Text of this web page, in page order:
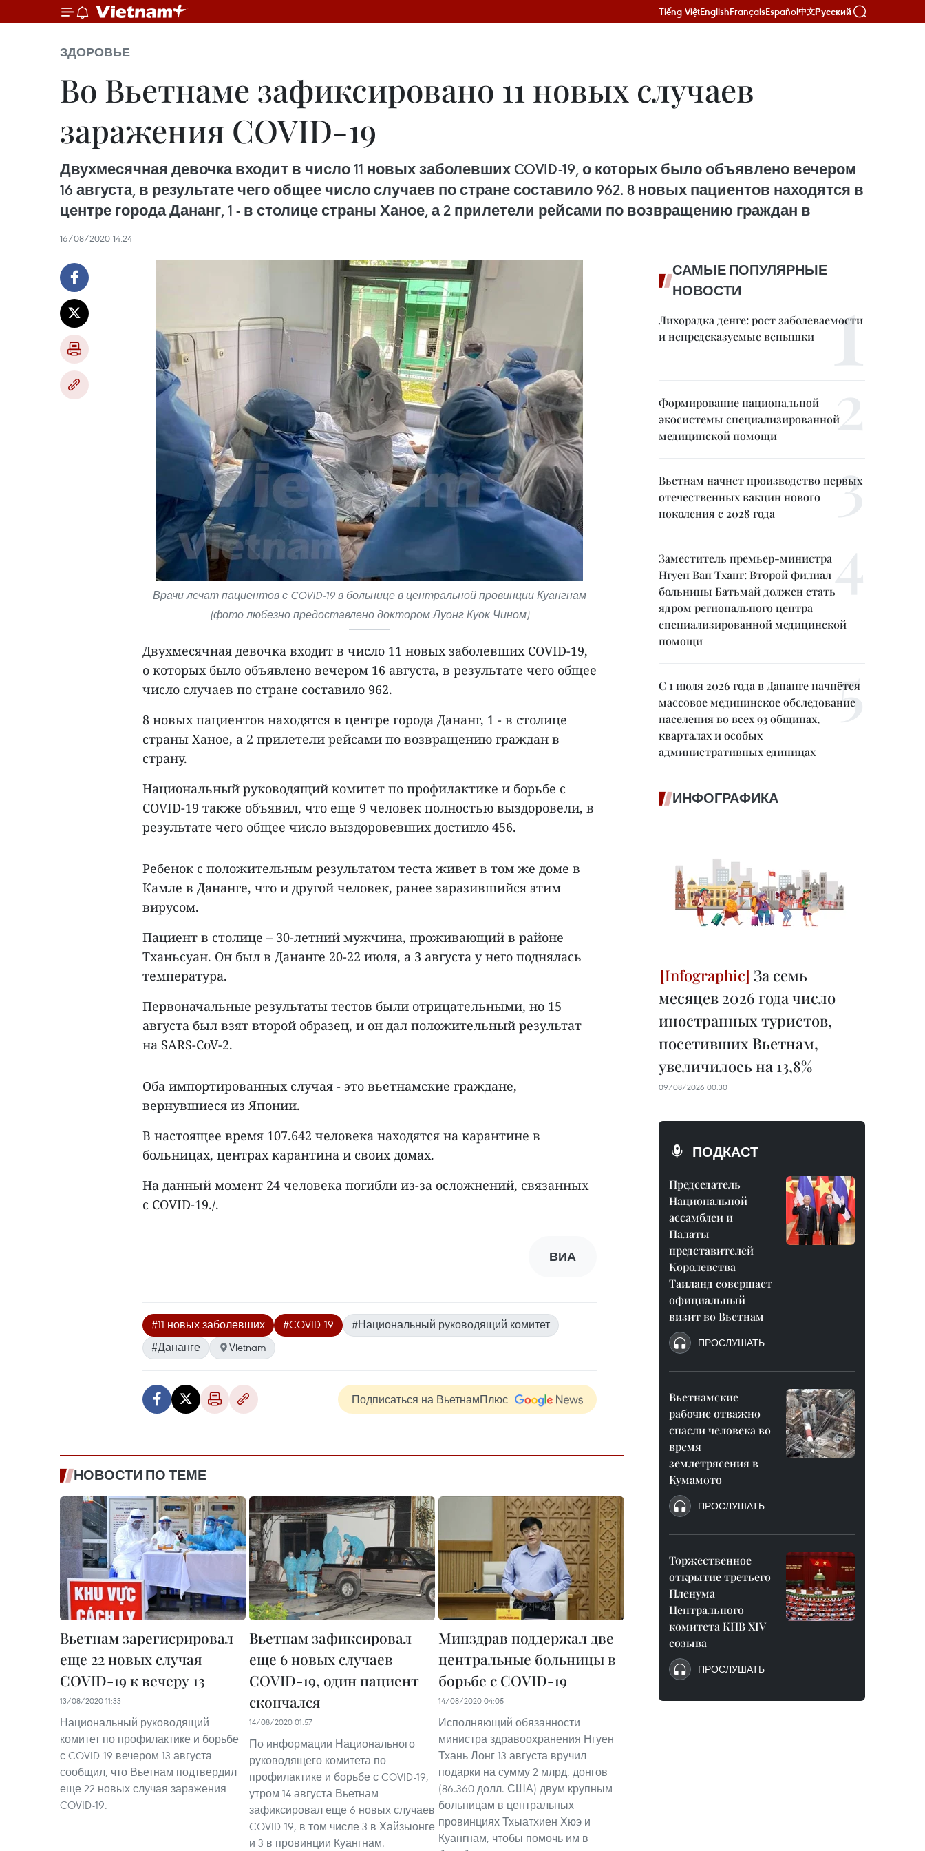
Tiếng ViệtEnglishFrançaisEspañol中文Русский
ЗДОРОВЬЕ
Во Вьетнаме зафиксировано 11 новых случаев
заражения COVID-19
Двухмесячная девочка входит в число 11 новых заболевших COVID-19, о которых было объявлено вечером
16 августа, в результате чего общее число случаев по стране составило 962. 8 новых пациентов находятся в
центре города Дананг, 1 - в столице страны Ханое, а 2 прилетели рейсами по возвращению граждан в
16/08/2020 14:24
Врачи лечат пациентов с COVID-19 в больнице в центральной провинции Куангнам
(фото любезно предоставлено доктором Луонг Куок Чином)
Двухмесячная девочка входит в число 11 новых заболевших COVID-19,
о которых было объявлено вечером 16 августа, в результате чего общее
число случаев по стране составило 962.
8 новых пациентов находятся в центре города Дананг, 1 - в столице
страны Ханое, а 2 прилетели рейсами по возвращению граждан в
страну.
Национальный руководящий комитет по профилактике и борьбе с
COVID-19 также объявил, что еще 9 человек полностью выздоровели, в
результате чего общее число выздоровевших достигло 456.
Ребенок с положительным результатом теста живет в том же доме в
Камле в Дананге, что и другой человек, ранее заразившийся этим
вирусом.
Пациент в столице – 30-летний мужчина, проживающий в районе
Тханьсуан. Он был в Дананге 20-22 июля, а 3 августа у него поднялась
температура.
Первоначальные результаты тестов были отрицательными, но 15
августа был взят второй образец, и он дал положительный результат
на SARS-CoV-2.
Оба импортированных случая - это вьетнамские граждане,
вернувшиеся из Японии.
В настоящее время 107.642 человека находятся на карантине в
больницах, центрах карантина и своих домах.
На данный момент 24 человека погибли из-за осложнений, связанных
с COVID-19./.
ВИА
#11 новых заболевших #COVID-19
#Национальный руководящий комитет
#Дананге
Vietnam
Подписаться на ВьетнамПлюс
НОВОСТИ ПО ТЕМЕ
Вьетнам зарегисрировал
еще 22 новых случая
COVID-19 к вечеру 13
13/08/2020 11:33
Национальный руководящий
комитет по профилактике и борьбе
с COVID-19 вечером 13 августа
сообщил, что Вьетнам подтвердил
еще 22 новых случая заражения
COVID-19.
Вьетнам зафиксировал
еще 6 новых случаев
COVID-19, один пациент
скончался
14/08/2020 01:57
По информации Национального
руководящего комитета по
профилактике и борьбе с COVID-19,
утром 14 августа Вьетнам
зафиксировал еще 6 новых случаев
COVID-19, в том числе 3 в Хайзыонге
и 3 в провинции Куангнам.
Минздрав поддержал две
центральные больницы в
борьбе с COVID-19
14/08/2020 04:05
Исполняющий обязанности
министра здравоохранения Нгуен
Тхань Лонг 13 августа вручил
подарки на сумму 2 млрд. донгов
(86.360 долл. США) двум крупным
больницам в центральных
провинциях Тхыатхиен-Хюэ и
Куангнам, чтобы помочь им в
САМЫЕ ПОПУЛЯРНЫЕ
НОВОСТИ
Лихорадка денге: рост заболеваемости
и непредсказуемые вспышки
Формирование национальной
экосистемы специализированной
медицинской помощи
Вьетнам начнет производство первых
отечественных вакцин нового
поколения с 2028 года
Заместитель премьер-министра
Нгуен Ван Тханг: Второй филиал
больницы Батьмай должен стать
ядром регионального центра
специализированной медицинской
помощи
С 1 июля 2026 года в Дананге начнётся
массовое медицинское обследование
населения во всех 93 общинах,
кварталах и особых
административных единицах
ИНФОГРАФИКА
За семь
месяцев 2026 года число
иностранных туристов,
посетивших Вьетнам,
увеличилось на 13,8%
09/08/2026 00:30
ПОДКАСТ
Председатель
Национальной
ассамблеи и
Палаты
представителей
Королевства
Таиланд совершает
официальный
визит во Вьетнам
ПРОСЛУШАТЬ
Вьетнамские
рабочие отважно
спасли человека во
время
землетрясения в
Кумамото
ПРОСЛУШАТЬ
Торжественное
открытие третьего
Пленума
Центрального
комитета КПВ XIV
созыва
ПРОСЛУШАТЬ